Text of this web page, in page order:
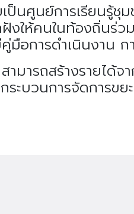
เป็นศูนย์การเรียนรู้
ฝังให้คนในท้องถิ่นร่
มือการดำเนินงาน
มารถสร้างรายได้
ระบวนการจัดการขย